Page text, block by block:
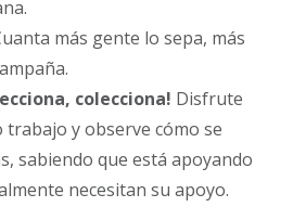
más gente lo sepa, más
colecciona! Disfrute
y observe cómo se
sabiendo que está apoyando
necesitan su apoyo.